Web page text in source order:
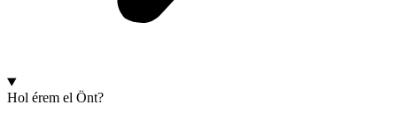
Hol érem el Önt?